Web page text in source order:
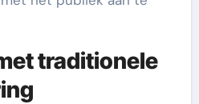
traditionele